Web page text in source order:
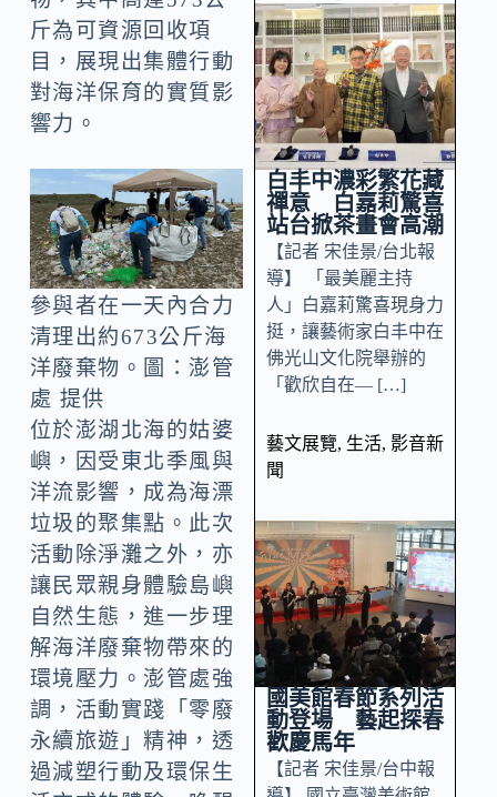
斤為可資源回收項
目，展現出集體行動
對海洋保育的實質影
響力。
參與者在一天內合力
清理出約673公斤海
洋廢棄物。圖：澎管
處 提供
位於澎湖北海的姑婆
嶼，因受東北季風與
洋流影響，成為海漂
垃圾的聚集點。此次
活動除淨灘之外，亦
讓民眾親身體驗島嶼
自然生態，進一步理
解海洋廢棄物帶來的
環境壓力。澎管處強
調，活動實踐「零廢
永續旅遊」精神，透
過減塑行動及環保生
白丰中濃彩繁花藏
禪意 白嘉莉驚喜
站台掀茶畫會高潮
【記者 宋佳景/台北報
導】 「最美麗主持
人」白嘉莉驚喜現身力
挺，讓藝術家白丰中在
佛光山文化院舉辦的
「歡欣自在— […]
藝文展覽, 生活, 影音新
聞
國美館春節系列活
動登場 藝起探春
歡慶馬年
【記者 宋佳景/台中報